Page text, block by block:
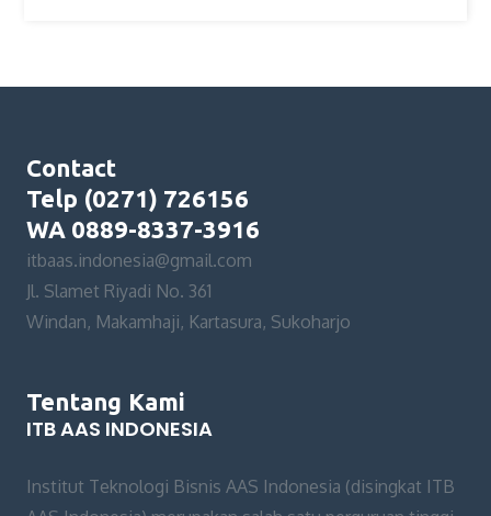
Contact
Telp (0271) 726156
WA 0889-8337-3916
itbaas.indonesia@gmail.com
Jl. Slamet Riyadi No. 361
Windan, Makamhaji, Kartasura, Sukoharjo
Tentang Kami
ITB AAS INDONESIA
Institut Teknologi Bisnis AAS Indonesia (disingkat ITB